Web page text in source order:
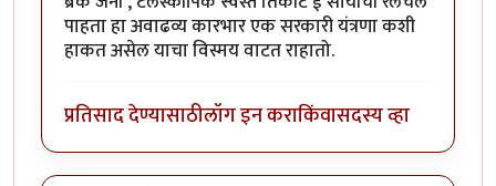
पाहता हा अवाढव्य कारभार एक सरकारी यंत्रणा कशी
हाकत असेल याचा विस्मय वाटत राहातो.
प्रतिसाद देण्यासाठीलॉग इन कराकिंवासदस्य व्हा